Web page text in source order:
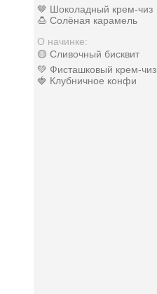
🤎 Шоколадный крем-чиз
🍮 Солёная карамель
О начинке:
🟡 Сливочный бисквит
💚 Фисташковый крем-чиз
🍓 Клубничное конфи